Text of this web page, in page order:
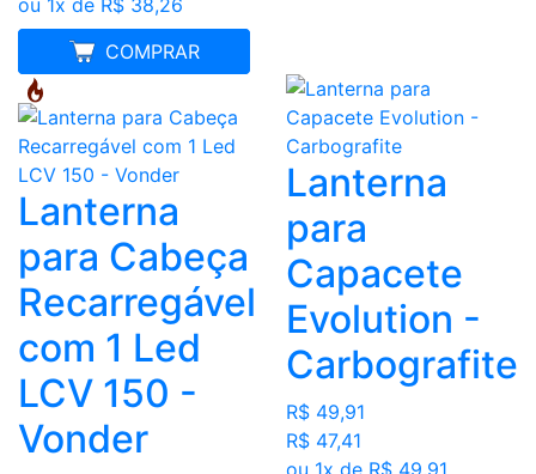
ou 1x de R$ 38,26
COMPRAR
MELHOR PREÇO
Lanterna
para Cabeça
Recarregável
com 1 Led
LCV 150 -
Vonder
Lanterna
para
Capacete
Evolution -
Carbografite
R$ 49,91
R$ 47,41